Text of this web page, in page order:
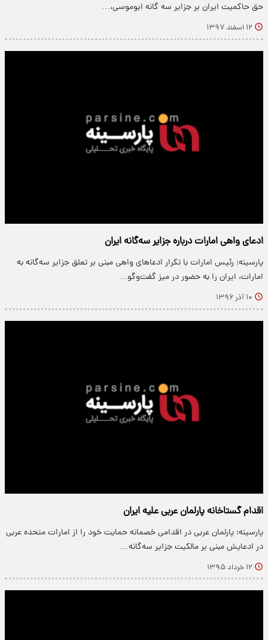
حق حاکمیت ایران بر جزایر سه گانه ابوموسی،…
۱۲ اسفند ۱۳۹۷
ادعای واهی امارات درباره جزایر سه‌گانه ایران
پارسینه: رئیس امارات با تکرار ادعاهای واهی مبنی بر تعلق جزایر سه‌گانه به
امارات، ایران را به حضور در میز گفت‌وگو…
۱۰ آذر ۱۳۹۶
اقدام گستاخانه پارلمان عربی علیه ایران
پارسینه: پارلمان عربی در اقدامی خصمانه حمایت خود را از امارات متحده عربی
در ادعایش مبنی بر مالکیت جزایر سه‌گانه…
۱۲ خرداد ۱۳۹۵